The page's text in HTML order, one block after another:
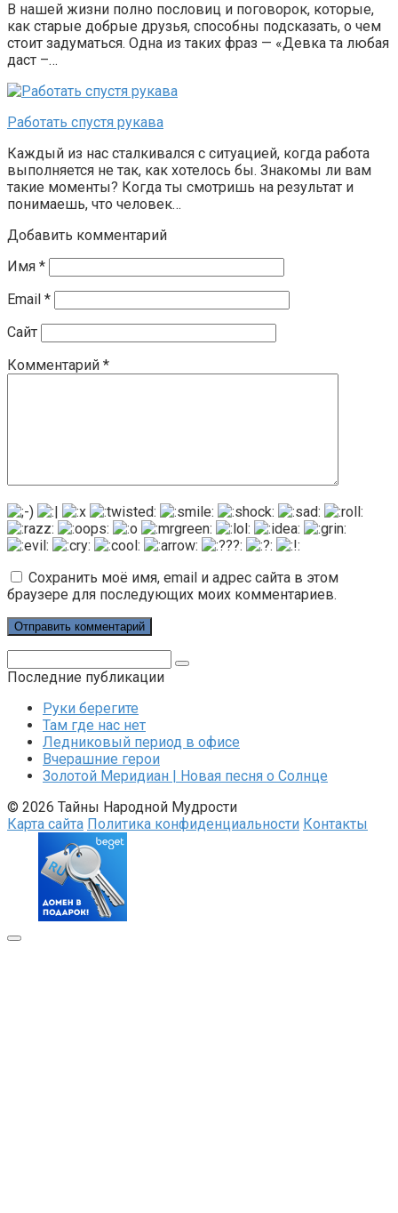
В нашей жизни полно пословиц и поговорок, которые,
как старые добрые друзья, способны подсказать, о чем
стоит задуматься. Одна из таких фраз — «Девка та любая
даст –…
Работать спустя рукава
Каждый из нас сталкивался с ситуацией, когда работа
выполняется не так, как хотелось бы. Знакомы ли вам
такие моменты? Когда ты смотришь на результат и
понимаешь, что человек…
Добавить комментарий
Имя *
Email *
Сайт
Комментарий *
Сохранить моё имя, email и адрес сайта в этом
браузере для последующих моих комментариев.
Последние публикации
Руки берегите
Там где нас нет
Ледниковый период в офисе
Вчерашние герои
Золотой Меридиан | Новая песня о Солнце
© 2026 Тайны Народной Мудрости
Карта сайта Политика конфиденциальности Контакты